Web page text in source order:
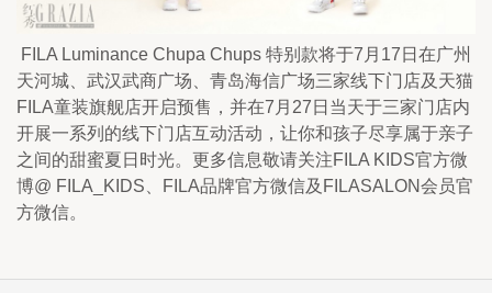
FILA Luminance Chupa Chups 特别款将于7月17日在广州
天河城、武汉武商广场、青岛海信广场三家线下门店及天猫
FILA童装旗舰店开启预售，并在7月27日当天于三家门店内
开展一系列的线下门店互动活动，让你和孩子尽享属于亲子
之间的甜蜜夏日时光。更多信息敬请关注FILA KIDS官方微
博@ FILA_KIDS、FILA品牌官方微信及FILASALON会员官
方微信。